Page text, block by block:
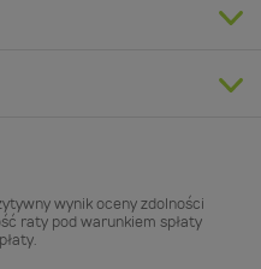
wynik oceny zdolności
raty pod warunkiem spłaty